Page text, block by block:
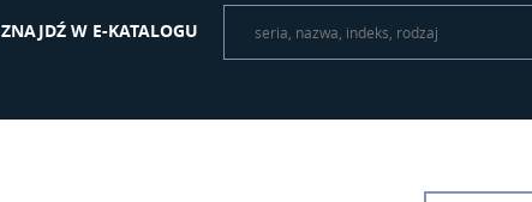
ZNAJDŹ W E-KATALOGU